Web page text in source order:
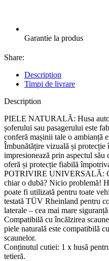
Garantie la produs
Share:
Description
Timpi de livrare
Description
PIELE NATURALĂ: Husa auto
șoferului sau pasagerului este
conferă mașinii tale o ambianță
Îmbunătățire vizuală și
impresionează prin aspectul său
oferă și protecție fiabilă
POTRIVIRE UNIVERSALĂ:
chiar o dubă? Nicio problemă!
poate fi utilizată pentru toate
testată TÜV Rheinland pentru
laterale – cea mai mare
Compatibilă cu încălzirea
piele naturală este compatibilă
scaunelor.
Conținutul cutiei: 1 x husă
tetieră.